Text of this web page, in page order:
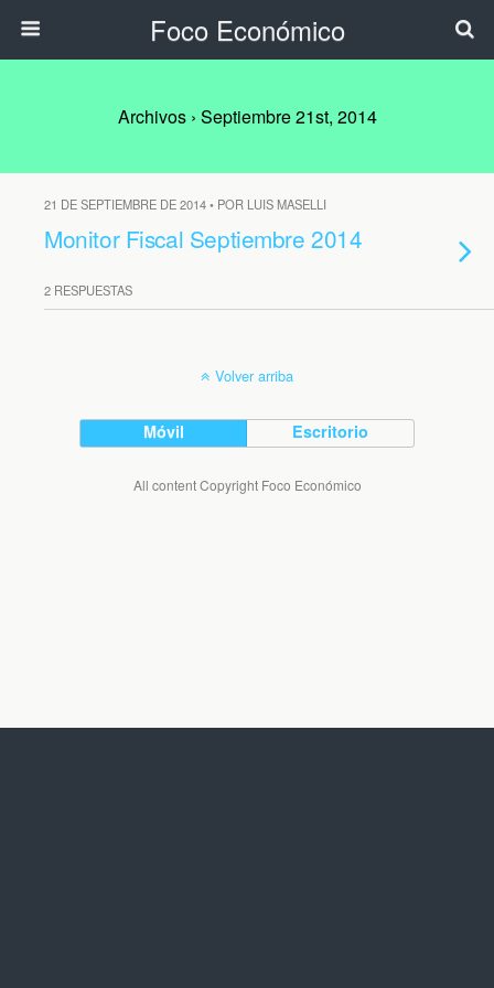
Foco Económico
Archivos › Septiembre 21st, 2014
21 DE SEPTIEMBRE DE 2014 • POR LUIS MASELLI
Monitor Fiscal Septiembre 2014
2 RESPUESTAS
Volver arriba
Móvil Escritorio
All content Copyright Foco Económico